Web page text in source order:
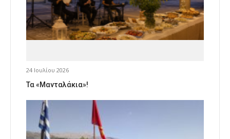
24 Ιουλίου 2026
Τα «Μανταλάκια»!